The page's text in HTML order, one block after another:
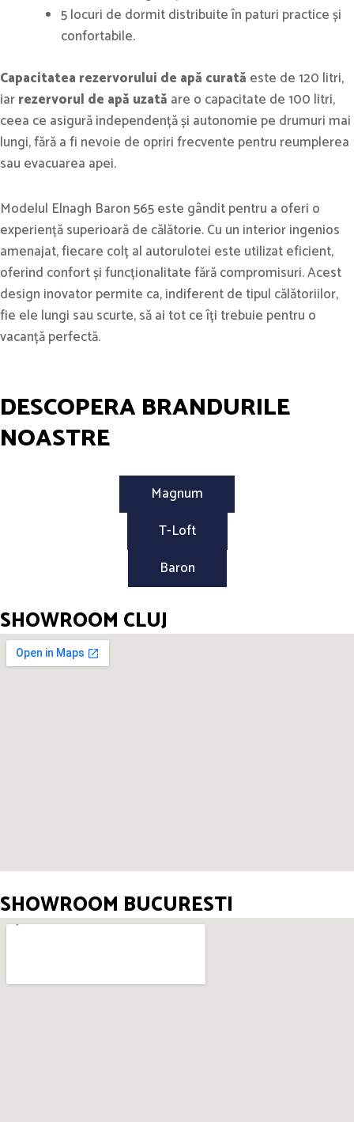
5 locuri de dormit distribuite în paturi practice și
confortabile.
Capacitatea rezervorului de apă curată este de 120 litri,
iarrezervorul de apă uzată are o capacitate de 100 litri,
ceea ce asigură independență și autonomie pe drumuri mai
lungi, fără a fi nevoie de opriri frecvente pentru reumplerea
sau evacuarea apei.
Modelul Elnagh Baron 565 este gândit pentru a oferi o
experiență superioară de călătorie. Cu un interior ingenios
amenajat, fiecare colț al autorulotei este utilizat eficient,
oferind confort și funcționalitate fără compromisuri. Acest
design inovator permite ca, indiferent de tipul călătoriilor,
fie ele lungi sau scurte, să ai tot ce îți trebuie pentru o
vacanță perfectă.
DESCOPERA BRANDURILE
NOASTRE
Magnum
T-Loft
Baron
SHOWROOM CLUJ
SHOWROOM BUCURESTI